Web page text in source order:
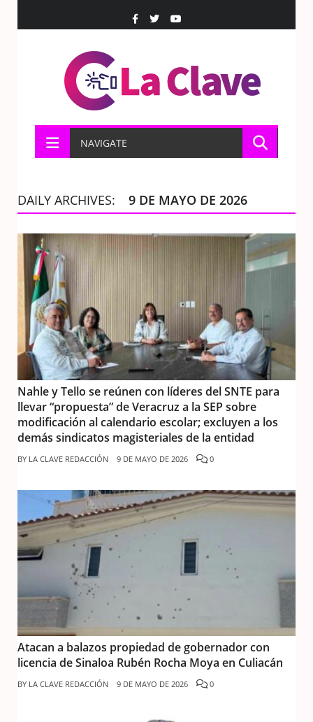
NAVIGATE
DAILY ARCHIVES: 9 DE MAYO DE 2026
Nahle y Tello se reúnen con líderes del SNTE para
llevar “propuesta” de Veracruz a la SEP sobre
modificación al calendario escolar; excluyen a los
demás sindicatos magisteriales de la entidad
BY LA CLAVE REDACCIÓN 9 DE MAYO DE 2026 0
Atacan a balazos propiedad de gobernador con
licencia de Sinaloa Rubén Rocha Moya en Culiacán
BY LA CLAVE REDACCIÓN 9 DE MAYO DE 2026 0